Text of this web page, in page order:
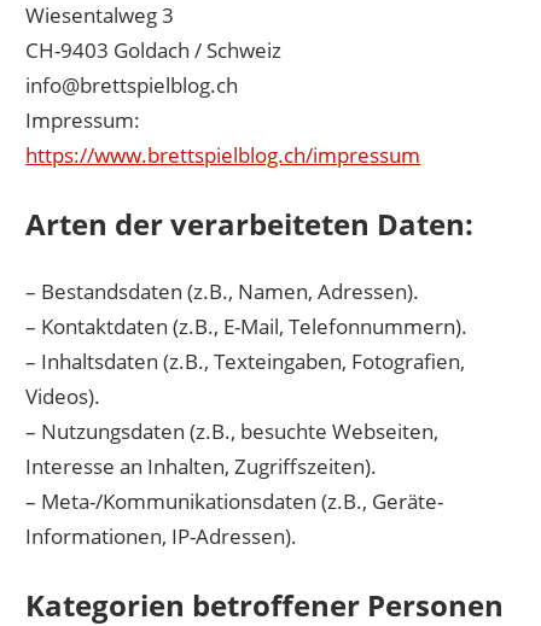
Wiesentalweg 3
CH-9403 Goldach / Schweiz
info@brettspielblog.ch
Impressum:
https://www.brettspielblog.ch/impressum
Arten der verarbeiteten Daten:
– Bestandsdaten (z.B., Namen, Adressen).
– Kontaktdaten (z.B., E-Mail, Telefonnummern).
– Inhaltsdaten (z.B., Texteingaben, Fotografien,
Videos).
– Nutzungsdaten (z.B., besuchte Webseiten,
Interesse an Inhalten, Zugriffszeiten).
– Meta-/Kommunikationsdaten (z.B., Geräte-
Informationen, IP-Adressen).
Kategorien betroffener Personen